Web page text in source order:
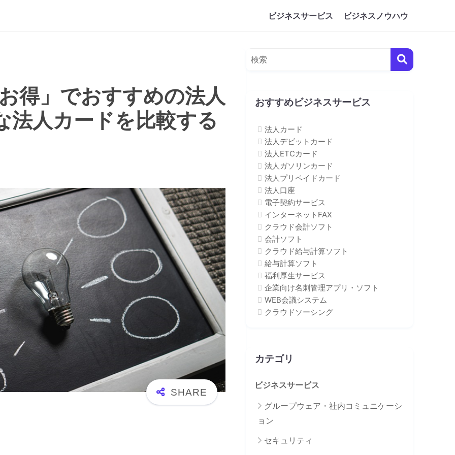
ビジネスサービス ビジネスノウハウ
得」でおすすめの法人
法人カードを比較する
おすすめビジネスサービス
法人カード
法人デビットカード
法人ETCカード
法人ガソリンカード
法人プリペイドカード
法人口座
電子契約サービス
インターネットFAX
クラウド会計ソフト
会計ソフト
クラウド給与計算ソフト
給与計算ソフト
福利厚生サービス
企業向け名刺管理アプリ・ソフト
WEB会議システム
クラウドソーシング
カテゴリ
ビジネスサービス
グループウェア・社内コミュニケーシ
ョン
セキュリティ